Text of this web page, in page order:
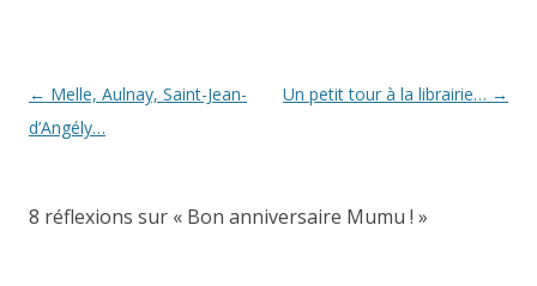
Navigation
des
← Melle, Aulnay, Saint-Jean-
d’Angély…
Un petit tour à la librairie… →
8 réflexions sur « Bon anniversaire Mumu ! »